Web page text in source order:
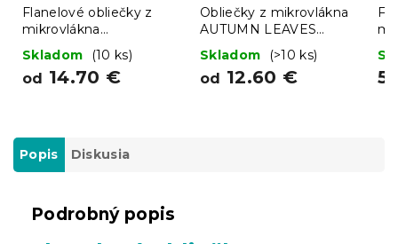
Flanelové obliečky z
mikrovlákna
CHRISTMAS SOCKS
zelené
Skladom (10 ks)
od 14.70 €
Obliečky z mikrovlákna
AUTUMN LEAVES
farebné
Skladom (>10 ks)
od 12.60 €
Popis Diskusia
Podrobný popis